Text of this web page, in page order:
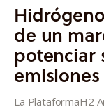
Proyectos
Informes
Quiénes somos
de un
potenciar
emisiones
La PlataformaH2